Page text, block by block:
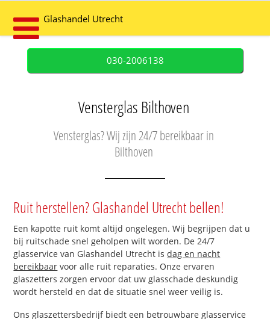
Glashandel Utrecht
030-2006138
Vensterglas Bilthoven
Vensterglas? Wij zijn 24/7 bereikbaar in
Bilthoven
Ruit herstellen? Glashandel Utrecht bellen!
Een kapotte ruit komt altijd ongelegen. Wij begrijpen dat u
bij ruitschade snel geholpen wilt worden. De 24/7
glasservice van Glashandel Utrecht isdag en nacht
bereikbaar voor alle ruit reparaties. Onze ervaren
glaszetters zorgen ervoor dat uw glasschade deskundig
wordt hersteld en dat de situatie snel weer veilig is.
Ons glaszettersbedrijf biedt een betrouwbare glasservice